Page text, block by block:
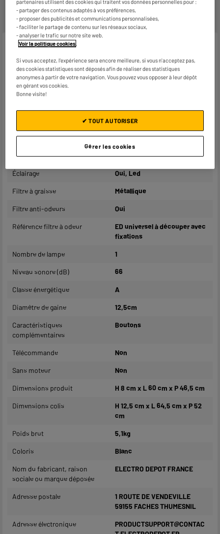
les trajets et donc l’impact sur la planète. Les frais de
retour par voie postale restent à votre charge.
Caractéristiques
Marque HIGH ONE
Type
213m³/h
Nombre de vitesses 3
Puissance moteur 85W
Éclairage Oui, Led
Filtre à graisse Métallique
Filtre anti-odeurs Oui
Référence filtre à odeur
ED universel à découper avec
fixations
Nombre de lampe 1
Niveau sonore (dB) 66
Classe énergétique A
Diamètre de gaine 12,5cm
Caractéristiques
complémentaires
Boutons
Télécommande Non
Sans moteur Non
Dimensions produit H 8 cm x L 60 cm x P 46,5 cm
Dimensions colis
H 12,5 cm x L 64,5 cm x P 52
cm
Poids brut 5,1kg
Coloris Blanc
Nom du fabricant, raison
sociale ou marque déposée
ELECTRO DEPOT FRANCE
Adresse postale
1 ROUTE DE VENDEVILLE
59155 FACHES THUMESNIL
Adresse électronique
PRODUCTSUPPORT@CONTAC
partenaires utilisent des cookies qui traitent vos données personnelles pour :
- partager des contenus adaptés à vos préférences,
- proposer des publicités et communications personnalisées,
- faciliter le partage de contenu sur les réseaux sociaux,
- analyser le trafic sur notre site web.
Voir la politique cookies.
Si vous acceptez, l'expérience sera encore meilleure, si vous n'acceptez pas,
des cookies statistiques sont déposés afin de réaliser des statistiques
anonymes à partir de votre navigation. Vous pouvez vous opposer à leur dépôt
en gérant vos cookies.
Bonne visite!
Gérer les cookies
✔ TOUT AUTORISER